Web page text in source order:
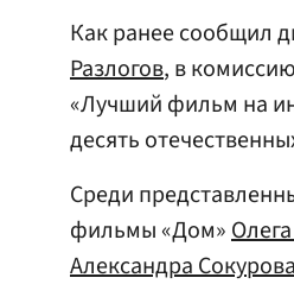
Как ранее сообщил
Разлогов, в
«Лучший фильм на
десять
Среди
фильмы «Дом»
Александра